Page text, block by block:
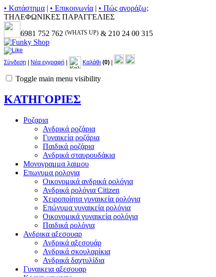
• Kατάστημα | • Επικοινωνία | • Πώς αγοράζω;
ΤΗΛΕΦΩΝΙΚΕΣ ΠΑΡΑΓΓΕΛΙΕΣ
6981 752 762 (WHATS UP) & 210 24 00 315
Σύνδεση Νέα εγγραφή Καλάθι (0)
Toggle main menu visibility
ΚΑΤΗΓΟΡΙΕΣ
Ροζαρια
Ανδρικά ροζάρια
Γυναικεία ροζάρια
Παιδικά ροζάρια
Ανδρικά σταυρουδάκια
Μονογραμμα λαιμου
Επωνυμα ρολογια
Οικονομικά ανδρικά ρολόγια
Ανδρικά ρολόγια Citizen
Χειροποίητα γυναικεία ρολόγια
Επώνυμα γυναικεία ρολόγια
Οικονομικά γυναικεία ρολόγια
Παιδικά ρολόγια
Ανδρικα αξεσουαρ
Ανδρικά αξεσουάρ
Ανδρικά σκουλαρίκια
Ανδρικά δαχτυλίδια
Γυναικεια αξεσουαρ